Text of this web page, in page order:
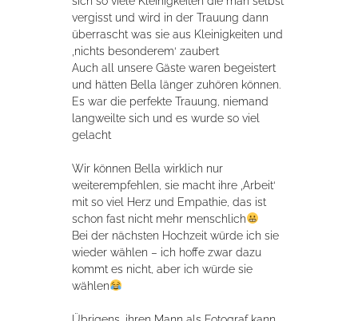
vergisst und wird in der Trauung dann
überrascht was sie aus Kleinigkeiten und
‚nichts besonderem‘ zaubert
Auch all unsere Gäste waren begeistert
und hätten Bella länger zuhören können.
Es war die perfekte Trauung, niemand
langweilte sich und es wurde so viel
gelacht
Wir können Bella wirklich nur
weiterempfehlen, sie macht ihre ‚Arbeit‘
mit so viel Herz und Empathie, das ist
schon fast nicht mehr menschlich
Bei der nächsten Hochzeit würde ich sie
wieder wählen – ich hoffe zwar dazu
kommt es nicht, aber ich würde sie
wählen